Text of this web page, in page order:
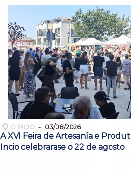
O INCIO 03/08/2026
A XVI Feira de Artesanía e
Incio celebrarase o 22 de agosto